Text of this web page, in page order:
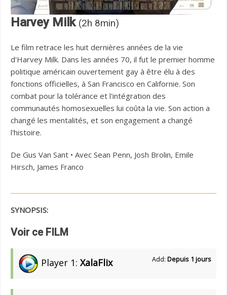
Harvey Milk (2h 8min)
Le film retrace les huit dernières années de la vie
d'Harvey Milk. Dans les années 70, il fut le premier homme
politique américain ouvertement gay à être élu à des
fonctions officielles, à San Francisco en Californie. Son
combat pour la tolérance et l'intégration des
communautés homosexuelles lui coûta la vie. Son action a
changé les mentalités, et son engagement a changé
l'histoire.
De Gus Van Sant • Avec Sean Penn, Josh Brolin, Emile
Hirsch, James Franco
SYNOPSIS:
Voir ce FILM
Player 1: XalaFlix Add: Depuis 1 jours